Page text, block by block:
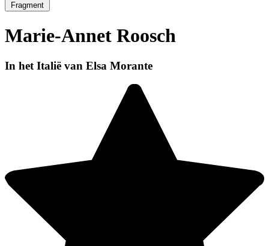
Fragment
Marie-Annet Roosch
In het Italië van Elsa Morante